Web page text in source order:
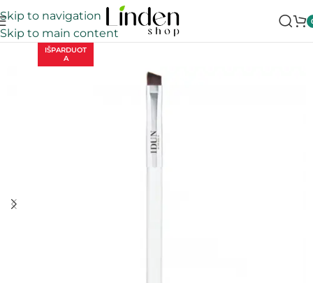
Skip to navigation
Skip to main content
IŠPARDUOT
A